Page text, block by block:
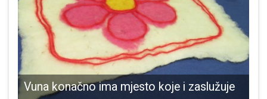
Vuna konačno ima mjesto koje i zaslužuje